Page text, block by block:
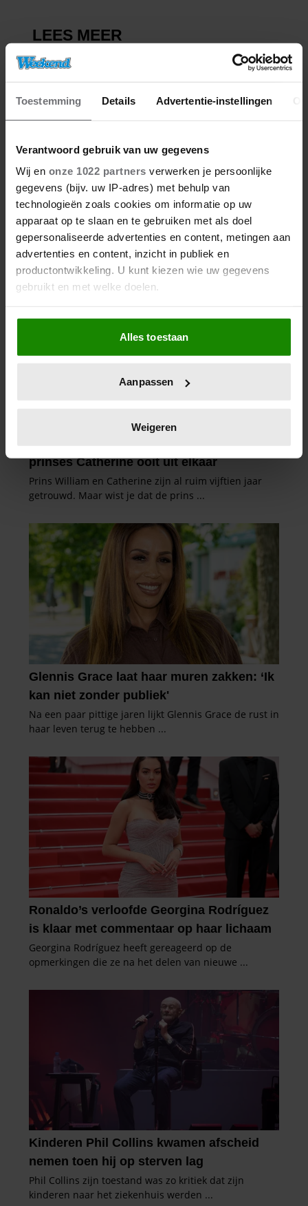
Toestemming Details Advertentie-instellingen
Verantwoord gebruik van uw gegevens
Wij en onze 1022 partners verwerken je persoonlijke
gegevens (bijv. uw IP-adres) met behulp van
technologieën zoals cookies om informatie op uw
apparaat op te slaan en te gebruiken met als doel
gepersonaliseerde advertenties en content, metingen aan
advertenties en content, inzicht in publiek en
productontwikkeling. U kunt kiezen wie uw gegevens
gebruikt en met welke doelen.
Als u het toestaat, willen we ook graag:
Informatie verzamelen over uw geografische
locatie, die tot een paar meter nauwkeurig kan zijn
scannen op specifieke eigenschappen (fingerprinting)
verwerkt en stel uw voorkeuren in het
intrekken in de Cookieverklaring.
We gebruiken cookies om content en advertenties te
en om ons websiteverkeer te analyseren. Ook delen we
informatie over uw gebruik van onze site met onze
partners voor social media, adverteren en analyse. Deze
partners kunnen deze gegevens combineren met andere
informatie die u aan ze heeft verstrekt of die ze hebben
verzameld op basis van uw gebruik van hun services. U
gaat akkoord met onze cookies als u onze website blijft
Alles toestaan
Aanpassen
Weigeren